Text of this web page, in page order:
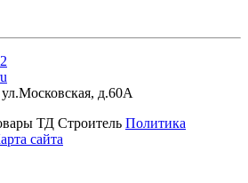
ул.Московская, д.60А
ТД Строитель Политика
сайта